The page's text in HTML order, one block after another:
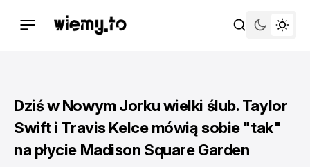
Dziś w Nowym Jorku wielki ślub. Taylor
Swift i Travis Kelce mówią sobie "tak"
na płycie Madison Square Garden